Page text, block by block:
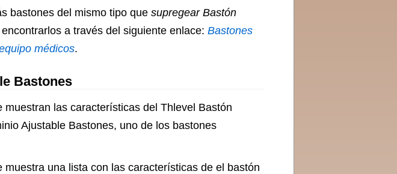
bastones del mismo tipo que supregear Bastón
a través del siguiente enlace: Bastones
médicos.
Bastones
muestran las características del Thlevel Bastón
Ajustable Bastones, uno de los bastones
muestra una lista con las características de el bastón